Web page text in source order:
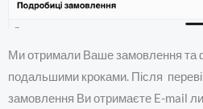
Ми отримали Ваше замовлення та
подальшими кроками. Після
замовлення Ви отримаєте E-mail